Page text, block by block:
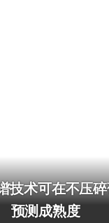
技术可在不压
预测成熟度